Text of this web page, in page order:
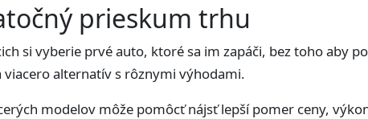
prieskum trhu
si vyberie prvé auto, ktoré sa im zapáči, bez toho aby
viacero alternatív s rôznymi výhodami.
modelov môže pomôcť nájsť lepší pomer ceny,